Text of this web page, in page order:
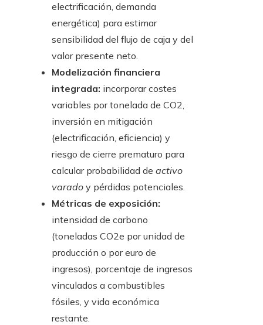
electrificación, demanda
energética) para estimar
sensibilidad del flujo de caja y del
valor presente neto.
Modelización financiera
integrada: incorporar costes
variables por tonelada de CO2,
inversión en mitigación
(electrificación, eficiencia) y
riesgo de cierre prematuro para
calcular probabilidad de activo
varado y pérdidas potenciales.
Métricas de exposición:
intensidad de carbono
(toneladas CO2e por unidad de
producción o por euro de
ingresos), porcentaje de ingresos
vinculados a combustibles
fósiles, y vida económica
restante.